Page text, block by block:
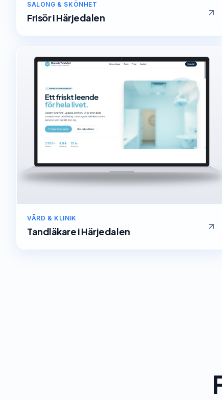
SALONG & SKÖNHET
FrisöriHärjedalen
VÅRD & KLINIK
TandläkareiHärjedalen